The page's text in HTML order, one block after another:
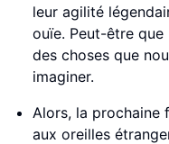
leur agilité
ouïe. Peut-être
des choses que
imaginer.
Alors, la prochaine
aux oreilles